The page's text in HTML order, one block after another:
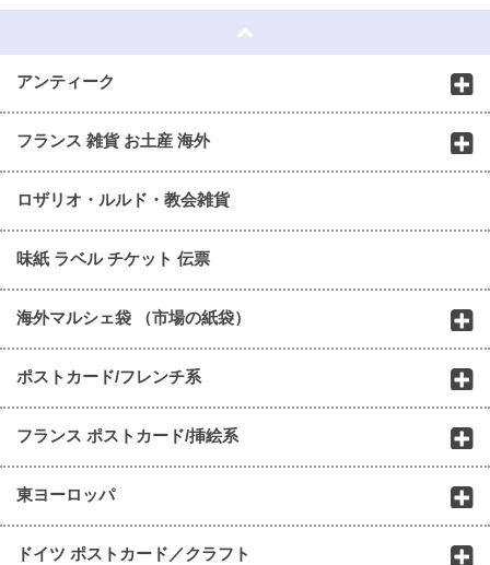
アンティーク
フランス 雑貨 お土産 海外
ロザリオ・ルルド・教会雑貨
味紙 ラベル チケット 伝票
海外マルシェ袋 （市場の紙袋）
ポストカード/フレンチ系
フランス ポストカード/挿絵系
東ヨーロッパ
ドイツ ポストカード／クラフト